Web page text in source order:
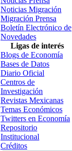
Noticias Migración
Migración Prensa
Boletín Electrónico de
Novedades
Ligas de interés
Blogs de Economía
Bases de Datos
Diario Oficial
Centros de
Investigación
Revistas Mexicanas
Temas Económicos
Twitters en Economía
Repositorio
Institucional
Créditos